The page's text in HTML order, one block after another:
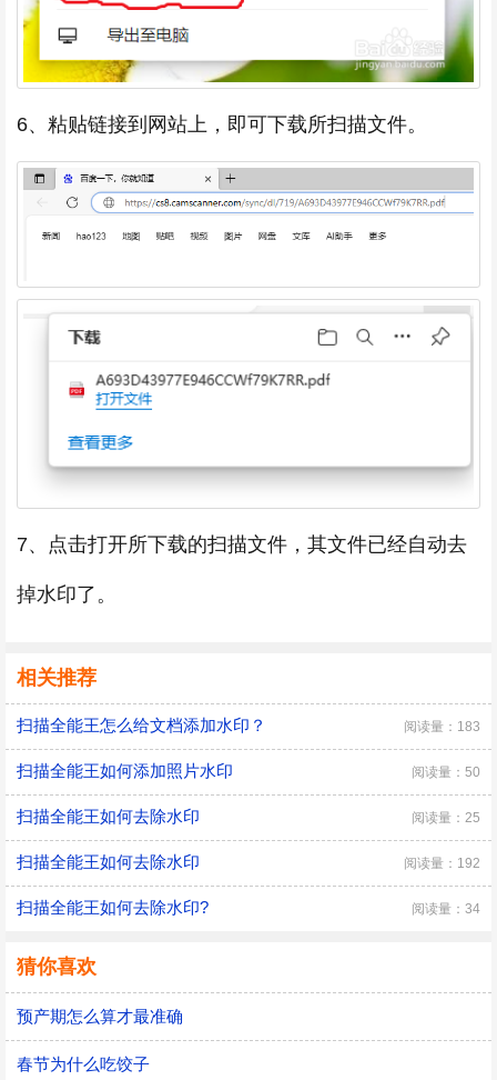
6、粘贴链接到网站上，即可下载所扫描文件。
7、点击打开所下载的扫描文件，其文件已经自动去
掉水印了。
相关推荐
扫描全能王怎么给文档添加水印？ 阅读量：183
扫描全能王如何添加照片水印 阅读量：50
扫描全能王如何去除水印 阅读量：25
扫描全能王如何去除水印 阅读量：192
扫描全能王如何去除水印? 阅读量：34
猜你喜欢
预产期怎么算才最准确
春节为什么吃饺子